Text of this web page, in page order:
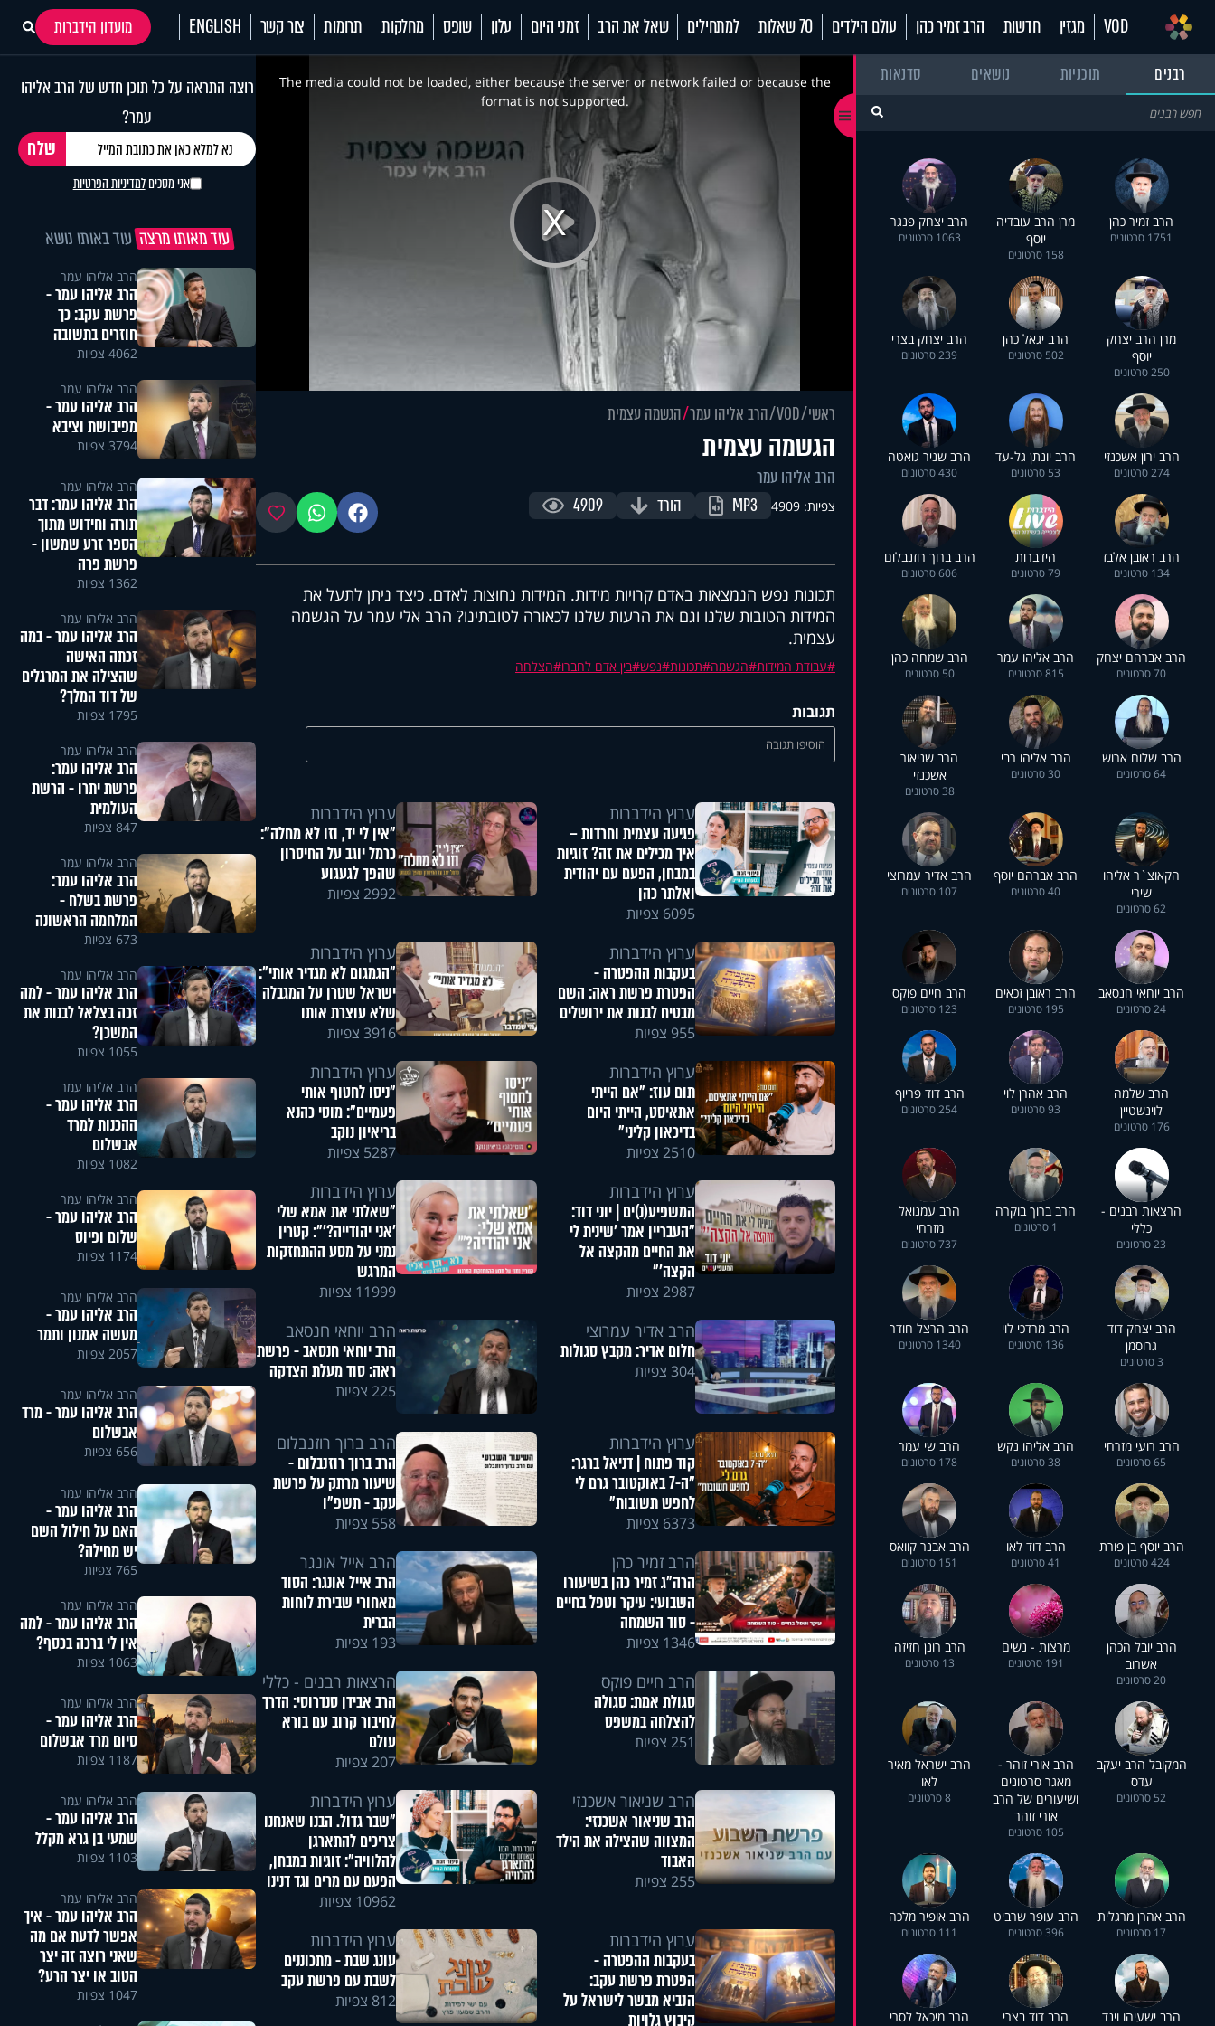
VOD מגזין חדשות הרב זמיר כהן עולם הילדים 70 שאלות למתחילים שאל את הרב זמני היום עלון שופס מחלקות תרומות צור קשר ENGLISH
מועדון הידברות
רבנים
תוכניות נושאים סדנאות
הרב זמיר כהן
1751 סרטונים
מרן הרב עובדיה
יוסף
158 סרטונים
הרב יצחק פנגר
1063 סרטונים
מרן הרב יצחק
יוסף
250 סרטונים
הרב יגאל כהן
502 סרטונים
הרב יצחק בצרי
239 סרטונים
הרב ירון אשכנזי
274 סרטונים
הרב יונתן גל-עד
53 סרטונים
הרב שניר גואטה
430 סרטונים
הרב ראובן אלבז
134 סרטונים
הידברות
79 סרטונים
הרב ברוך רוזנבלום
606 סרטונים
הרב אברהם יצחק
70 סרטונים
הרב אליהו עמר
815 סרטונים
הרב שמחה כהן
50 סרטונים
הרב שלום ארוש
64 סרטונים
הרב אליהו רבי
30 סרטונים
הרב שניאור
אשכנזי
38 סרטונים
הקאוצ`ר אליהו
שירי
62 סרטונים
הרב אברהם יוסף
40 סרטונים
הרב אדיר עמרוצי
107 סרטונים
הרב יוחאי חנסאב
24 סרטונים
הרב ראובן זכאים
195 סרטונים
הרב חיים פוקס
123 סרטונים
הרב שלמה
לוינשטיין
176 סרטונים
הרב אהרן לוי
93 סרטונים
הרב דוד פריוף
254 סרטונים
הרצאות רבנים -
כללי
23 סרטונים
הרב ברוך בוקרה
1 סרטונים
הרב עמנואל
מזרחי
737 סרטונים
הרב יצחק דוד
גרוסמן
3 סרטונים
הרב מרדכי לוי
136 סרטונים
הרב הרצל חודר
1340 סרטונים
הרב רועי מזרחי
65 סרטונים
הרב אליהו נקש
38 סרטונים
הרב שי עמר
178 סרטונים
הרב יוסף בן פורת
424 סרטונים
הרב דוד לאו
41 סרטונים
הרב אבנר קוואס
151 סרטונים
הרב יובל הכהן
אשרוב
20 סרטונים
מרצות - נשים
191 סרטונים
הרב רונן חזיזה
13 סרטונים
המקובל הרב יעקב
עדס
52 סרטונים
הרב אורי זוהר -
מאגר סרטונים
ושיעורים של הרב
אורי זוהר
105 סרטונים
הרב ישראל מאיר
לאו
8 סרטונים
הרב אהרן מרגלית
17 סרטונים
הרב עופר שרביט
396 סרטונים
הרב אופיר מלכה
111 סרטונים
הרב ישעיהו וינד הרב דוד בצרי הרב מיכאל לסרי
Play
Video
This
modalThe media could not be loaded, either because the server or network failed or because the
format is not supported.
ראשי VOD הרב אליהו עמר הגשמה עצמית
הגשמה עצמית
הרב אליהו עמר
צפיות: 4909 MP3 הורד 4909 פייסבוקווטסאפ מועדפים
תכונות נפש הנמצאות באדם קרויות מידות. המידות נחוצות לאדם. כיצד ניתן לתעל את
המידות הטובות שלנו וגם את הרעות שלנו לכאורה לטובתינו? הרב אלי עמר על הגשמה
עצמית.
עבודת המידות הגשמה תכונות נפש בין אדם לחברו הצלחה
תגובות
הוסיפו תגובה
ערוץ הידברות
פגיעה עצמית וחרדות –
איך מכילים את זה? זוגיות
במבחן, הפעם עם יהודית
ואלתר כהן
6095 צפיות
ערוץ הידברות
"אין לי יד, וזו לא מחלה":
כרמל יוגב על החיסרון
שהפך לגעגוע
2992 צפיות
ערוץ הידברות
בעקבות ההפטרה -
הפטרת פרשת ראה: השם
מבטיח לבנות את ירושלים
955 צפיות
ערוץ הידברות
"הגמגום לא מגדיר אותי":
ישראל שטרן על המגבלה
שלא עוצרת אותו
3916 צפיות
ערוץ הידברות
תום עוז: "אם הייתי
אתאיסט, הייתי היום
בדיכאון קליני"
2510 צפיות
ערוץ הידברות
"ניסו לחטוף אותי
פעמיים": מוטי כהנא
בריאיון נוקב
5287 צפיות
ערוץ הידברות
המשפיע(נ)ים | יוני דוד:
"העבריין אמר 'שינית לי
את החיים מהקצה אל
הקצה'"
2987 צפיות
ערוץ הידברות
"שאלתי את אמא שלי
'אני יהודייה?'": קטרין
נמני על מסע ההתחזקות
המרגש
11999 צפיות
הרב אדיר עמרוצי
חלום אדיר: מקבץ סגולות
304 צפיות
הרב יוחאי חנסאב
הרב יוחאי חנסאב - פרשת
ראה: סוד מעלת הצדקה
225 צפיות
ערוץ הידברות
קוד פתוח | דניאל ברגר:
"ה-7 באוקטובר גרם לי
לחפש תשובות"
6373 צפיות
הרב ברוך רוזנבלום
הרב ברוך רוזנבלום -
שיעור מרתק על פרשת
עקב - תשפ"ו
558 צפיות
הרב זמיר כהן
הרה"ג זמיר כהן בשיעורו
השבועי: עיקר וטפל בחיים
- סוד השמחה
1346 צפיות
הרב אייל אונגר
הרב אייל אונגר: הסוד
מאחורי שבירת לוחות
הברית
193 צפיות
הרב חיים פוקס
סגולת אמת: סגולה
להצלחה במשפט
251 צפיות
הרצאות רבנים - כללי
הרב אבידן סנדרוסי: הדרך
לחיבור קרוב עם בורא
עולם
207 צפיות
הרב שניאור אשכנזי
הרב שניאור אשכנזי:
המצווה שהצילה את הילד
האבוד
255 צפיות
ערוץ הידברות
"שבר גדול. הבנו שאנחנו
צריכים להתארגן
להלוויה": זוגיות במבחן,
הפעם עם מרים וגד דנינו
10962 צפיות
ערוץ הידברות
בעקבות ההפטרה -
הפטרת פרשת עקב:
הנביא מבשר לישראל על
קיבוץ גלויות
ערוץ הידברות
עונג שבת - מתכוננים
לשבת עם פרשת עקב
812 צפיות
רוצה התראה על כל תוכן חדש של הרב אליהו
עמר?
אני מסכיםלמדיניות הפרטיות
עוד מאותו מרצה עוד באותו נושא
הרב אליהו עמר
הרב אליהו עמר -
פרשת עקב: כך
חוזרים בתשובה
4062 צפיות
הרב אליהו עמר
הרב אליהו עמר -
מפיבושת וציבא
3794 צפיות
הרב אליהו עמר
הרב אליהו עמר: דבר
תורה וחידוש מתוך
הספר זרע שמשון -
פרשת פרה
1362 צפיות
הרב אליהו עמר
הרב אליהו עמר - במה
זכתה האישה
שהצילה את המרגלים
של דוד המלך?
1795 צפיות
הרב אליהו עמר
הרב אליהו עמר:
פרשת יתרו - הרשת
העולמית
847 צפיות
הרב אליהו עמר
הרב אליהו עמר:
פרשת בשלח -
המלחמה הראשונה
673 צפיות
הרב אליהו עמר
הרב אליהו עמר - למה
זכה בצלאל לבנות את
המשכן?
1055 צפיות
הרב אליהו עמר
הרב אליהו עמר -
ההכנות למרד
אבשלום
1082 צפיות
הרב אליהו עמר
הרב אליהו עמר -
שלום ופיוס
1174 צפיות
הרב אליהו עמר
הרב אליהו עמר -
מעשה אמנון ותמר
2057 צפיות
הרב אליהו עמר
הרב אליהו עמר - מרד
אבשלום
656 צפיות
הרב אליהו עמר
הרב אליהו עמר -
האם על חילול השם
יש מחילה?
765 צפיות
הרב אליהו עמר
הרב אליהו עמר - למה
אין לי ברכה בכסף?
1063 צפיות
הרב אליהו עמר
הרב אליהו עמר -
סיום מרד אבשלום
1187 צפיות
הרב אליהו עמר
הרב אליהו עמר -
שמעי בן גרא מקלל
1103 צפיות
הרב אליהו עמר
הרב אליהו עמר - איך
אפשר לדעת אם מה
שאני רוצה זה יצר
הטוב או יצר הרע?
1047 צפיות